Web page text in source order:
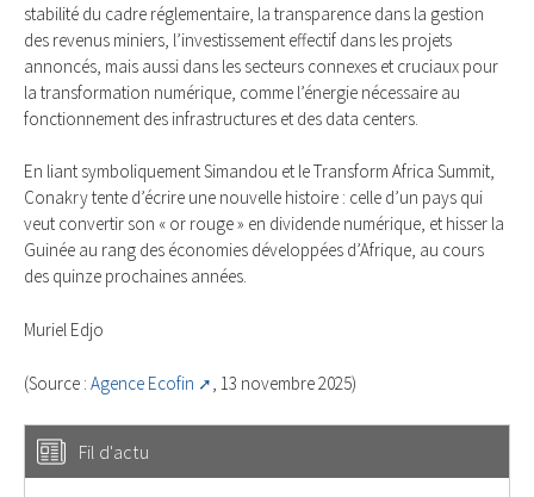
stabilité du cadre réglementaire, la transparence dans la gestion
des revenus miniers, l’investissement effectif dans les projets
annoncés, mais aussi dans les secteurs connexes et cruciaux pour
la transformation numérique, comme l’énergie nécessaire au
fonctionnement des infrastructures et des data centers.
En liant symboliquement Simandou et le Transform Africa Summit,
Conakry tente d’écrire une nouvelle histoire : celle d’un pays qui
veut convertir son « or rouge » en dividende numérique, et hisser la
Guinée au rang des économies développées d’Afrique, au cours
des quinze prochaines années.
Muriel Edjo
(Source : Agence Ecofin , 13 novembre 2025)
Fil d'actu